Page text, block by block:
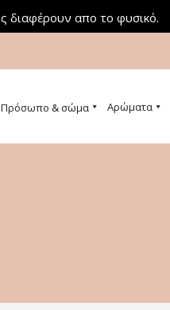
διαφέρουν απο το φυσικό.
Πρόσωπο & σώμα Αρώματα